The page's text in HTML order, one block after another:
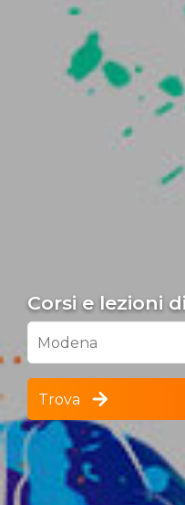
Corsi e lezioni
Modena
Trova